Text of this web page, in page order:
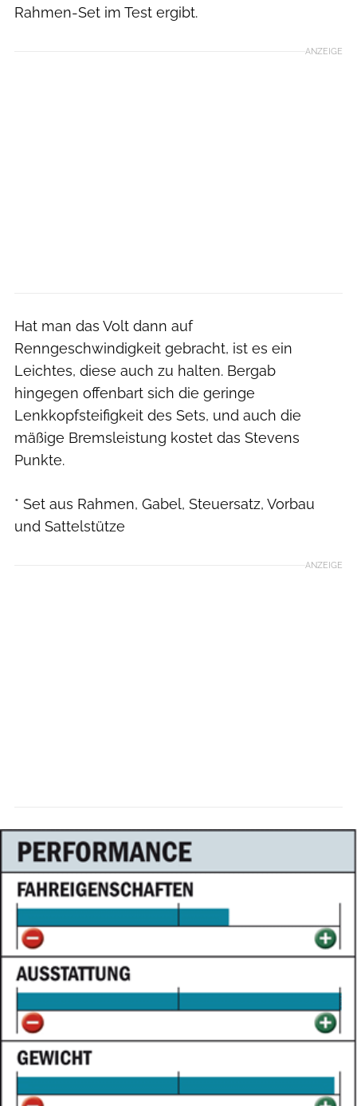
Rahmen-Set im Test ergibt.
ANZEIGE
Hat man das Volt dann auf
Renngeschwindigkeit gebracht, ist es ein
Leichtes, diese auch zu halten. Bergab
hingegen offenbart sich die geringe
Lenkkopfsteifigkeit des Sets, und auch die
mäßige Bremsleistung kostet das Stevens
Punkte.
* Set aus Rahmen, Gabel, Steuersatz, Vorbau
und Sattelstütze
ANZEIGE